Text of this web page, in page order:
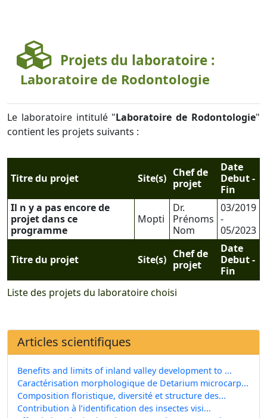
Projets du laboratoire :
Laboratoire de Rodontologie
Le laboratoire intitulé "Laboratoire de Rodontologie"
contient les projets suivants :
Liste des projets du laboratoire choisi
Titre du projet Site(s) Chef de
projet
Date
Debut -
Fin
Titre du projet Site(s) Chef de
projet
Date
Debut -
Fin
Il n y a pas encore de
projet dans ce
programme
Mopti
Dr.
Prénoms
Nom
03/2019
-
05/2023
Articles scientifiques
Benefits and limits of inland valley development to ...
Caractérisation morphologique de Detarium microcarp...
Composition floristique, diversité et structure des...
Contribution à l’identification des insectes visi...